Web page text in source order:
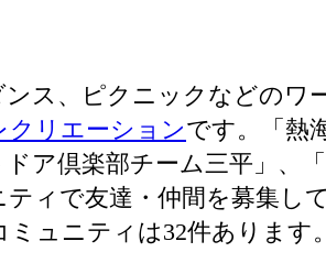
ンス、ピクニックなどのワ
クリエーションです。「熱
ア倶楽部チーム三平」、
ィで友達・仲間を募集し
ュニティは32件あります。